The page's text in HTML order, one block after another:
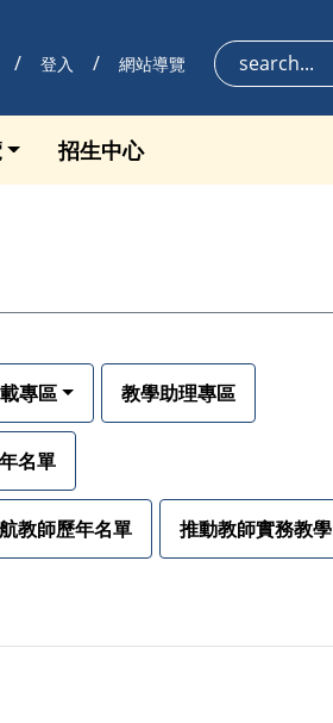
登入 網站導覽
招生中心
專區 教學助理專區
名單
教師歷年名單 推動教師實務教學